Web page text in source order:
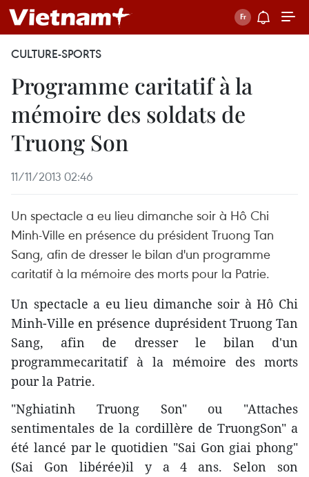
CULTURE-SPORTS
Programme caritatif à la
mémoire des soldats de
Truong Son
11/11/2013 02:46
Un spectacle a eu lieu dimanche soir à Hô Chi
Minh-Ville en présence du président Truong Tan
Sang, afin de dresser le bilan d'un programme
caritatif à la mémoire des morts pour la Patrie.
Un spectacle a eu lieu dimanche soir à Hô Chi
Minh-Ville en présence duprésident Truong Tan
Sang, afin de dresser le bilan d'un
programmecaritatif à la mémoire des morts
pour la Patrie.
"Nghiatinh Truong Son" ou "Attaches
sentimentales de la cordillère de TruongSon" a
été lancé par le quotidien "Sai Gon giai phong"
(Sai Gon libérée)il y a 4 ans. Selon son